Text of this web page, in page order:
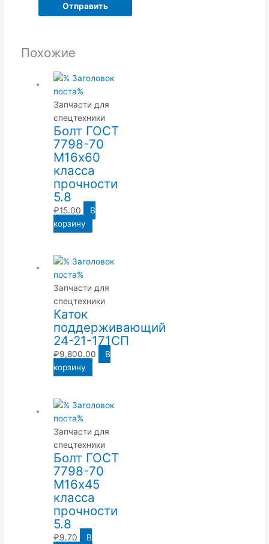
Похожие
Запчасти для
спецтехники
Болт ГОСТ
7798-70
М16х60
класса
прочности
5.8
₽15.00
В
корзину
Запчасти для
спецтехники
Каток
поддерживающий
24-21-171СП
₽9,800.00
В
корзину
Запчасти для
спецтехники
Болт ГОСТ
7798-70
М16х45
класса
прочности
5.8
₽9.70
В